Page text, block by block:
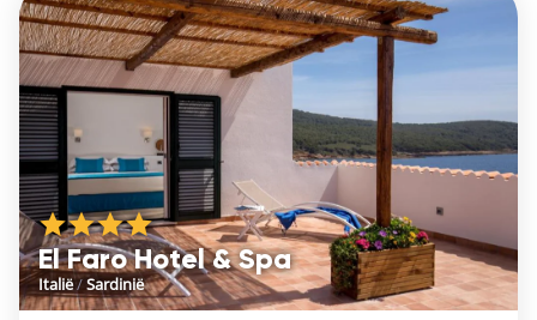
El Faro Hotel & Spa
Italië/Sardinië